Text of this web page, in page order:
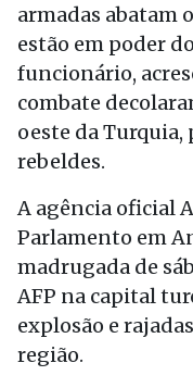
armadas abatam
estão em poder
funcionário,
combate
oeste da
rebeldes.
A agência oficial
Parlamento em
madrugada de
AFP na capital
explosão e
região.